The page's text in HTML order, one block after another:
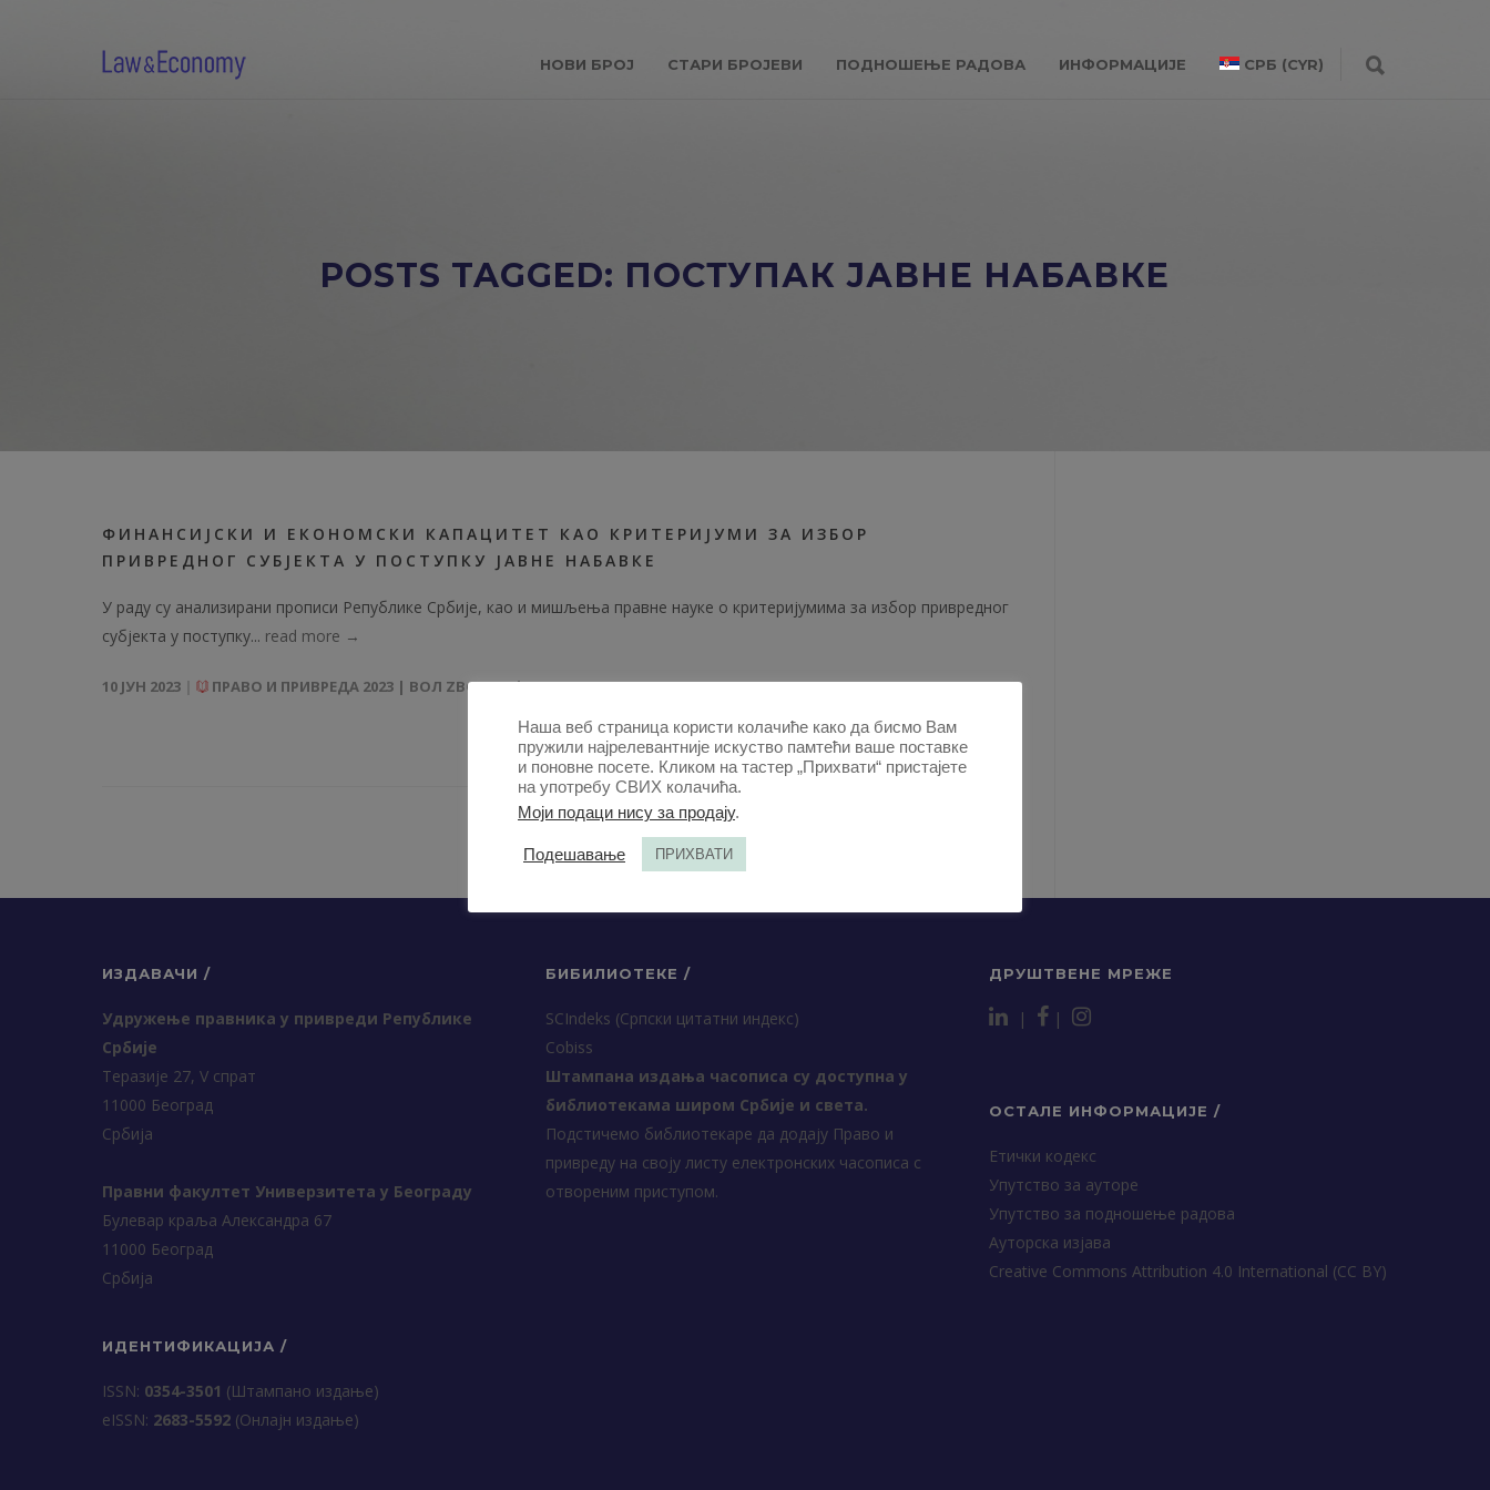
НОВИ БРОЈ СТАРИ БРОЈЕВИ ПОДНОШЕЊЕ РАДОВА ИНФОРМАЦИЈЕ СРБ (CYR)
POSTS TAGGED: ПОСТУПАК ЈАВНЕ НАБАВКЕ
ФИНАНСИЈСКИ И ЕКОНОМСКИ КАПАЦИТЕТ КАО КРИТЕРИЈУМИ ЗА ИЗБОР
ПРИВРЕДНОГ СУБЈЕКТА У ПОСТУПКУ ЈАВНЕ НАБАВКЕ
У раду су анализирани прописи Републике Србије, као и мишљења правне науке o критеријумима за избор привредног
субјекта у поступку... read more →
10 ЈУН 2023 ПРАВО И ПРИВРЕДА 2023 | ВОЛ ZBORNIK | 20232023-ЧЛАНЦИ,ЗБОРНИК 2023-ЧЛАНЦИ,ЧЛАНЦИ
ИЗДАВАЧИ /
Удружење правника у привреди Републике
Србије
Теразије 27, V спрат
11000 Београд
Србија
Правни факултет Универзитета у Београду
Булевар краља Александра 67
11000 Београд
Србија
ИДЕНТИФИКАЦИЈА /
ISSN: 0354-3501 (Штампано издање)
еISSN: 2683-5592 (Онлајн издање)
БИБИЛИОТЕКЕ /
SCIndeks (Српски цитатни индекс)
Cobiss
Штампана издања часописа су доступна у
библиотекама широм Србије и света.
Подстичемо библиотекаре да додају Право и
привреду на своју листу електронских часописа с
отвореним приступом.
ДРУШТВЕНЕ МРЕЖЕ
| |
ОСТАЛЕ ИНФОРМАЦИЈЕ /
Етички кодекс
Упутство за ауторе
Упутство за подношење радова
Ауторска изјава
Creative Commons Attribution 4.0 International (CC BY)
Наша веб страница користи колачиће како да бисмо Вам
пружили најрелевантније искуство памтећи ваше поставке
и поновне посете. Кликом на тастер „Прихвати“ пристајете
на употребу СВИХ колачића.
Моји подаци нису за продају.
Подешавање ПРИХВАТИ